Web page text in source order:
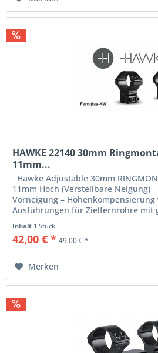
HAWKE 22140 30mm
11mm...
Hawke Adjustable 30mm
11mm Hoch (Verstellbare Neigung)
Vorneigung – Höhenkompensierung
Ausführungen für Zielfernrohre mit
Inhalt 1 Stück
42,00 € * 49,00 € *
Merken